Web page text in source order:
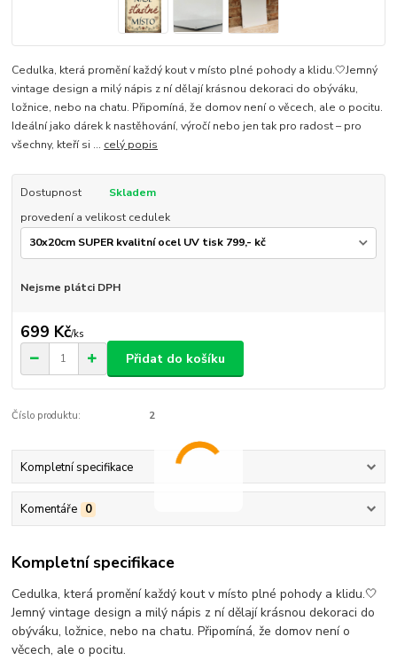
Cedulka, která promění každý kout v místo plné pohody a klidu.🤍Jemný
vintage design a milý nápis z ní dělají krásnou dekoraci do obýváku,
ložnice, nebo na chatu. Připomíná, že domov není o věcech, ale o pocitu.
Ideální jako dárek k nastěhování, výročí nebo jen tak pro radost – pro
všechny, kteří si ... celý popis
Dostupnost
Skladem
provedení a velikost cedulek
Nejsme plátci DPH
699 Kč/ks
Přidat do košíku
Číslo produktu: 2
Kompletní specifikace
Komentáře 0
Kompletní specifikace
Cedulka, která promění každý kout v místo plné pohody a klidu.🤍
Jemný vintage design a milý nápis z ní dělají krásnou dekoraci do
obýváku, ložnice, nebo na chatu. Připomíná, že domov není o
věcech, ale o pocitu.